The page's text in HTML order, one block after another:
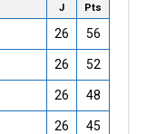
J Pts
26 56
26 52
26 48
26 45